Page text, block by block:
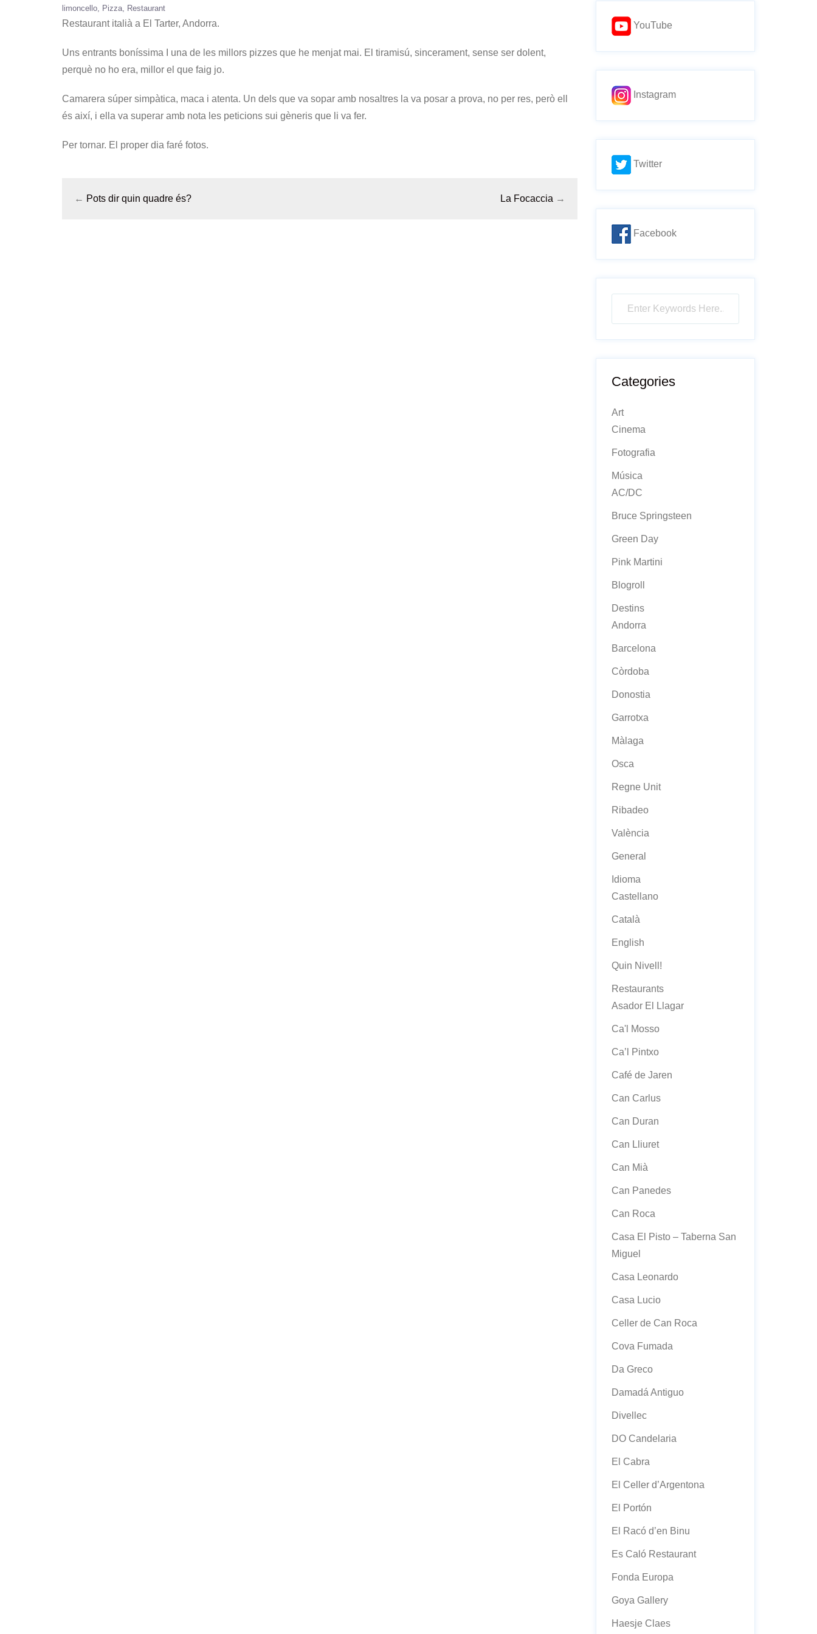
limoncello
Pizza Restaurant
Restaurant italià a El Tarter, Andorra.
Uns entrants boníssima I una de les millors pizzes que he menjat mai. El tiramisú, sincerament, sense ser dolent,
perquè no ho era, millor el que faig jo.
Camarera súper simpàtica, maca i atenta. Un dels que va sopar amb nosaltres la va posar a prova, no per res, però ell
és així, i ella va superar amb nota les peticions sui gèneris que li va fer.
Per tornar. El proper dia faré fotos.
← Pots dir quin quadre és? La Focaccia →
YouTube
Instagram
Twitter
Facebook
Categories
Art
Cinema
Fotografia
Música
AC/DC
Bruce Springsteen
Green Day
Pink Martini
Blogroll
Destins
Andorra
Barcelona
Còrdoba
Donostia
Garrotxa
Màlaga
Osca
Regne Unit
Ribadeo
València
General
Idioma
Castellano
Català
English
Quin Nivell!
Restaurants
Asador El Llagar
Ca'l Mosso
Ca’l Pintxo
Café de Jaren
Can Carlus
Can Duran
Can Lliuret
Can Mià
Can Panedes
Can Roca
Casa El Pisto – Taberna San
Miguel
Casa Leonardo
Casa Lucio
Celler de Can Roca
Cova Fumada
Da Greco
Damadá Antiguo
Divellec
DO Candelaria
El Cabra
El Celler d’Argentona
El Portón
El Racó d’en Binu
Es Caló Restaurant
Fonda Europa
Goya Gallery
Haesje Claes